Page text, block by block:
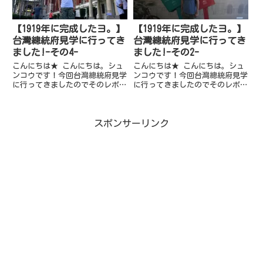
【1919年に完成したヨ。】
台灣總統府見学に行ってき
ました!-その4-
こんにちは★ こんにちは。シュ
ンコウです！今回台灣總統府見学
に行ってきましたのでそのレポー
は日本統治時代に建てられた総督
【1919年に完成したヨ。】
台灣總統府見学に行ってき
ました!-その2-
こんにちは★ こんにちは。シュ
ンコウです！今回台灣總統府見学
に行ってきましたのでそのレポー
南路1段122号総統府は日本統治
スポンサーリンク